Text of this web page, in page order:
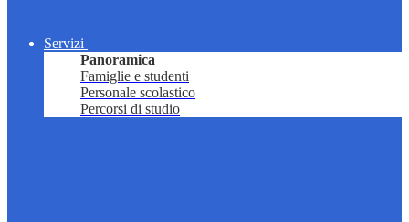
Servizi
Panoramica
Famiglie e studenti
Personale scolastico
Percorsi di studio